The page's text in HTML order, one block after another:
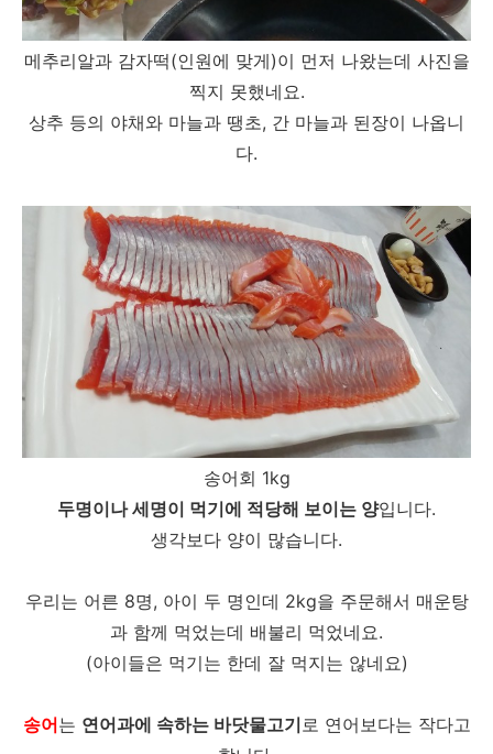
메추리알과 감자떡(인원에 맞게)이 먼저 나왔는데 사진을
찍지 못했네요.
상추 등의 야채와 마늘과 땡초, 간 마늘과 된장이 나옵니
다.
송어회 1kg
두명이나 세명이 먹기에 적당해 보이는 양입니다.
생각보다 양이 많습니다.
우리는 어른 8명, 아이 두 명인데 2kg을 주문해서 매운탕
과 함께 먹었는데 배불리 먹었네요.
(아이들은 먹기는 한데 잘 먹지는 않네요)
송어는 연어과에 속하는 바닷물고기로 연어보다는 작다고